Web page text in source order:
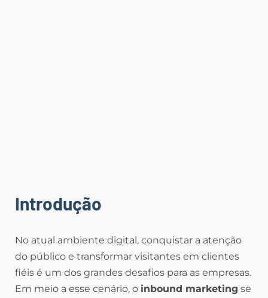
Introdução
No atual ambiente digital, conquistar a atenção
do público e transformar visitantes em clientes
fiéis é um dos grandes desafios para as empresas.
Em meio a esse cenário, o inbound marketing se